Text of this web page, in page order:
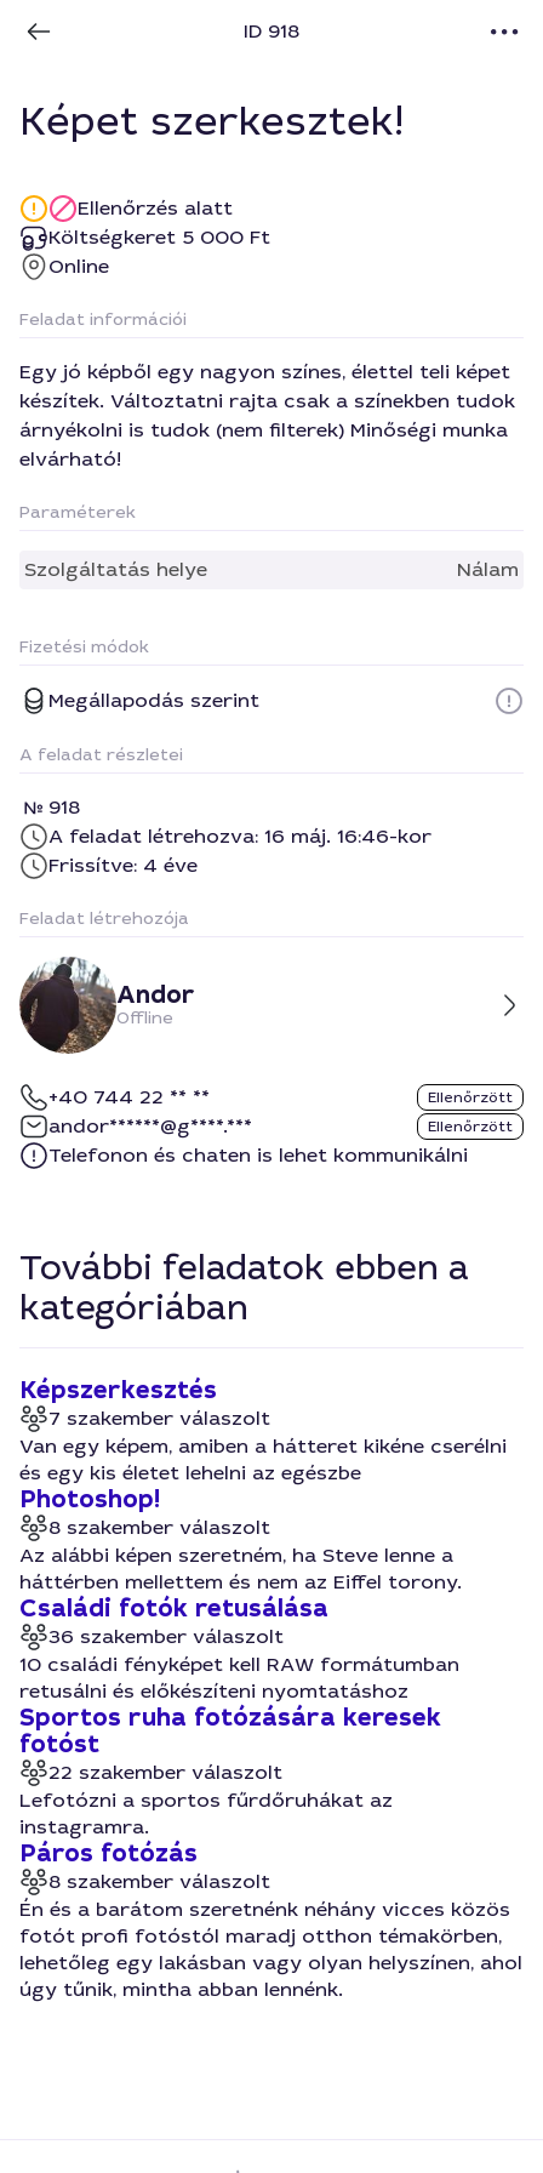
ID 918
Képet szerkesztek!
Ellenőrzés alatt
Költségkeret 5 000 Ft
Online
Feladat információi
Egy jó képből egy nagyon színes, élettel teli képet
készítek. Változtatni rajta csak a színekben tudok
árnyékolni is tudok (nem filterek) Minőségi munka
elvárható!
Paraméterek
Szolgáltatás helye Nálam
Fizetési módok
Megállapodás szerint
A feladat részletei
918
A feladat létrehozva: 16 máj. 16:46-kor
Frissítve: 4 éve
Feladat létrehozója
Andor
Offline
+40 744 22 ** ** Ellenőrzött
andor******@g****.*** Ellenőrzött
Telefonon és chaten is lehet kommunikálni
További feladatok ebben a
kategóriában
Képszerkesztés
7 szakember válaszolt
Van egy képem, amiben a hátteret kikéne cserélni
és egy kis életet lehelni az egészbe
Photoshop!
8 szakember válaszolt
Az alábbi képen szeretném, ha Steve lenne a
háttérben mellettem és nem az Eiffel torony.
Családi fotók retusálása
36 szakember válaszolt
10 családi fényképet kell RAW formátumban
retusálni és előkészíteni nyomtatáshoz
Sportos ruha fotózására keresek
fotóst
22 szakember válaszolt
Lefotózni a sportos fűrdőruhákat az
instagramra.
Páros fotózás
8 szakember válaszolt
Én és a barátom szeretnénk néhány vicces közös
fotót profi fotóstól maradj otthon témakörben,
lehetőleg egy lakásban vagy olyan helyszínen, ahol
úgy tűnik, mintha abban lennénk.